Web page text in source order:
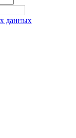
данных